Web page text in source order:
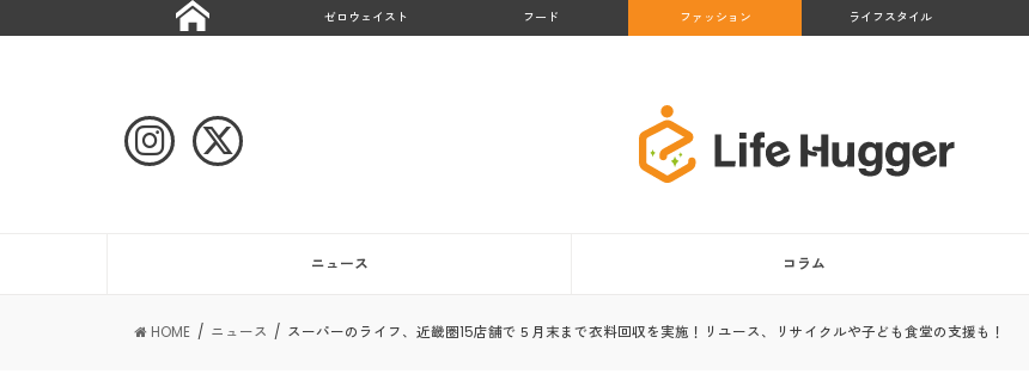
ゼロウェイスト フード ファッション ライフスタイル
ニュース コラム
HOME ニュース スーパーのライフ、近畿圏15店舗で５月末まで衣料回収を実施！リユース、リサイクルや子ども食堂の支援も！